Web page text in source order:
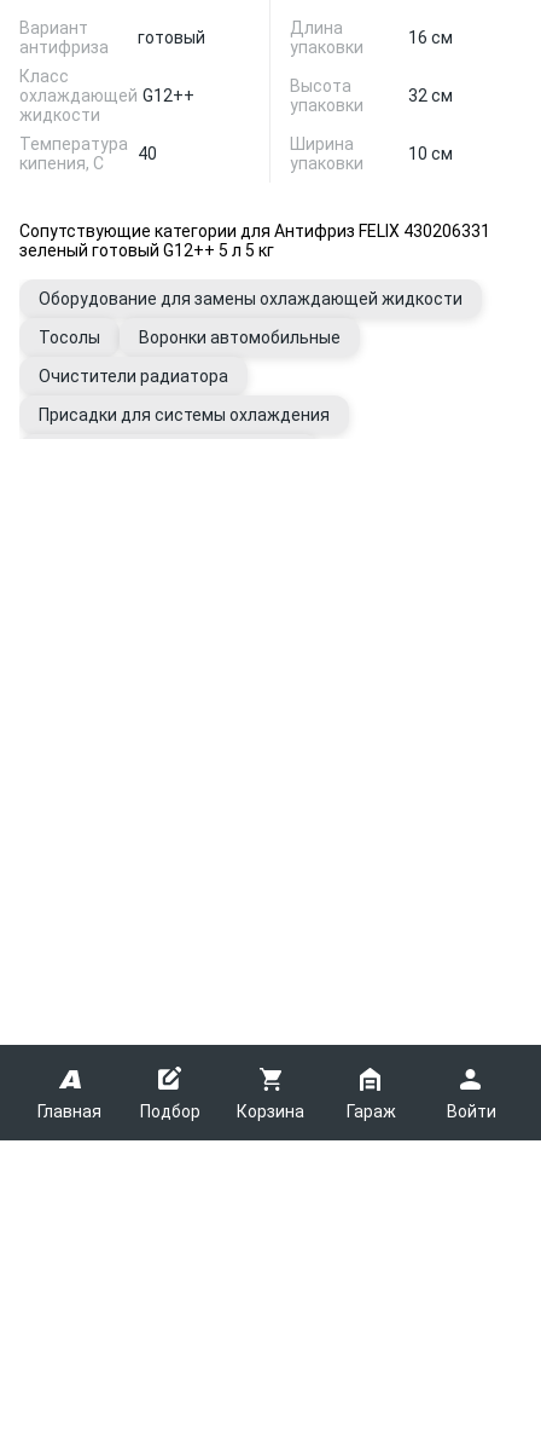
Главная Подбор Корзина Гараж Войти
Вариант
антифриза
готовый
Класс
охлаждающей
жидкости
G12++
Температура
кипения, С
40
Длина
упаковки
16 см
Высота
упаковки
32 см
Ширина
упаковки
10 см
Сопутствующие категории для Антифриз FELIX 430206331
зеленый готовый G12++ 5 л 5 кг
Оборудование для замены охлаждающей жидкости
Тосолы
Воронки автомобильные
Очистители радиатора
Присадки для системы охлаждения